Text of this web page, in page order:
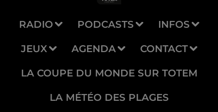
RADIO PODCASTS INFOS
JEUX AGENDA CONTACT
LA COUPE DU MONDE SUR TOTEM
LA MÉTÉO DES PLAGES